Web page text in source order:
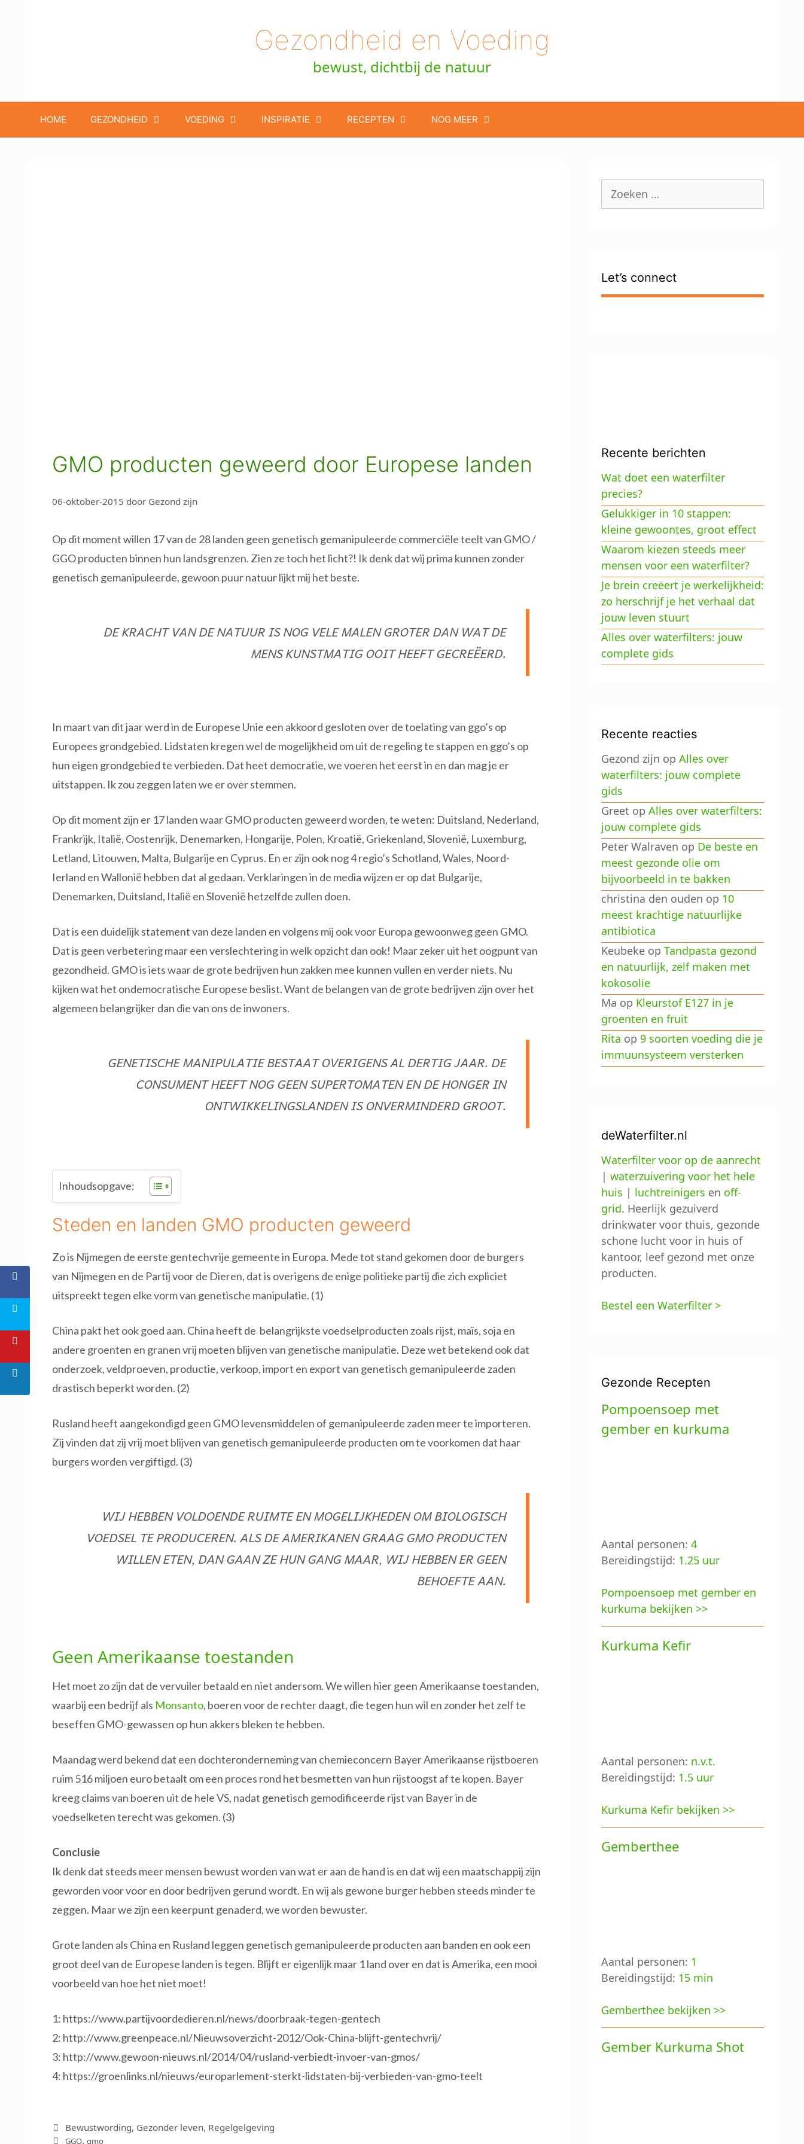
Gezondheid en Voeding
bewust, dichtbij de natuur
HOME GEZONDHEID VOEDING INSPIRATIE RECEPTEN NOG MEER
GMO producten geweerd door Europese landen
06-oktober-2015 door Gezond zijn
Op dit moment willen 17 van de 28 landen geen genetisch gemanipuleerde commerciële teelt van GMO /
GGO producten binnen hun landsgrenzen. Zien ze toch het licht?! Ik denk dat wij prima kunnen zonder
genetisch gemanipuleerde, gewoon puur natuur lijkt mij het beste.
DE KRACHT VAN DE NATUUR IS NOG VELE MALEN GROTER DAN WAT DE
MENS KUNSTMATIG OOIT HEEFT GECREËERD.
In maart van dit jaar werd in de Europese Unie een akkoord gesloten over de toelating van ggo’s op
Europees grondgebied. Lidstaten kregen wel de mogelijkheid om uit de regeling te stappen en ggo’s op
hun eigen grondgebied te verbieden. Dat heet democratie, we voeren het eerst in en dan mag je er
uitstappen. Ik zou zeggen laten we er over stemmen.
Op dit moment zijn er 17 landen waar GMO producten geweerd worden, te weten: Duitsland, Nederland,
Frankrijk, Italië, Oostenrijk, Denemarken, Hongarije, Polen, Kroatië, Griekenland, Slovenië, Luxemburg,
Letland, Litouwen, Malta, Bulgarije en Cyprus. En er zijn ook nog 4 regio’s Schotland, Wales, Noord-
Ierland en Wallonië hebben dat al gedaan. Verklaringen in de media wijzen er op dat Bulgarije,
Denemarken, Duitsland, Italië en Slovenië hetzelfde zullen doen.
Dat is een duidelijk statement van deze landen en volgens mij ook voor Europa gewoonweg geen GMO.
Dat is geen verbetering maar een verslechtering in welk opzicht dan ook! Maar zeker uit het oogpunt van
gezondheid. GMO is iets waar de grote bedrijven hun zakken mee kunnen vullen en verder niets. Nu
kijken wat het ondemocratische Europese beslist. Want de belangen van de grote bedrijven zijn over het
algemeen belangrijker dan die van ons de inwoners.
GENETISCHE MANIPULATIE BESTAAT OVERIGENS AL DERTIG JAAR. DE
CONSUMENT HEEFT NOG GEEN SUPERTOMATEN EN DE HONGER IN
ONTWIKKELINGSLANDEN IS ONVERMINDERD GROOT.
Inhoudsopgave:
Steden en landen GMO producten geweerd
Zo is Nijmegen de eerste gentechvrije gemeente in Europa. Mede tot stand gekomen door de burgers
van Nijmegen en de Partij voor de Dieren, dat is overigens de enige politieke partij die zich expliciet
uitspreekt tegen elke vorm van genetische manipulatie. (1)
China pakt het ook goed aan. China heeft de belangrijkste voedselproducten zoals rijst, maïs, soja en
andere groenten en granen vrij moeten blijven van genetische manipulatie. Deze wet betekend ook dat
onderzoek, veldproeven, productie, verkoop, import en export van genetisch gemanipuleerde zaden
drastisch beperkt worden. (2)
Rusland heeft aangekondigd geen GMO levensmiddelen of gemanipuleerde zaden meer te importeren.
Zij vinden dat zij vrij moet blijven van genetisch gemanipuleerde producten om te voorkomen dat haar
burgers worden vergiftigd. (3)
WIJ HEBBEN VOLDOENDE RUIMTE EN MOGELIJKHEDEN OM BIOLOGISCH
VOEDSEL TE PRODUCEREN. ALS DE AMERIKANEN GRAAG GMO PRODUCTEN
WILLEN ETEN, DAN GAAN ZE HUN GANG MAAR, WIJ HEBBEN ER GEEN
BEHOEFTE AAN.
Geen Amerikaanse toestanden
Het moet zo zijn dat de vervuiler betaald en niet andersom. We willen hier geen Amerikaanse toestanden,
waarbij een bedrijf als Monsanto, boeren voor de rechter daagt, die tegen hun wil en zonder het zelf te
beseffen GMO-gewassen op hun akkers bleken te hebben.
Maandag werd bekend dat een dochteronderneming van chemieconcern Bayer Amerikaanse rijstboeren
ruim 516 miljoen euro betaalt om een proces rond het besmetten van hun rijstoogst af te kopen. Bayer
kreeg claims van boeren uit de hele VS, nadat genetisch gemodificeerde rijst van Bayer in de
voedselketen terecht was gekomen. (3)
Conclusie
Ik denk dat steeds meer mensen bewust worden van wat er aan de hand is en dat wij een maatschappij zijn
geworden voor voor en door bedrijven gerund wordt. En wij als gewone burger hebben steeds minder te
zeggen. Maar we zijn een keerpunt genaderd, we worden bewuster.
Grote landen als China en Rusland leggen genetisch gemanipuleerde producten aan banden en ook een
groot deel van de Europese landen is tegen. Blijft er eigenlijk maar 1 land over en dat is Amerika, een mooi
voorbeeld van hoe het niet moet!
1: https://www.partijvoordedieren.nl/news/doorbraak-tegen-gentech
2: http://www.greenpeace.nl/Nieuwsoverzicht-2012/Ook-China-blijft-gentechvrij/
3: http://www.gewoon-nieuws.nl/2014/04/rusland-verbiedt-invoer-van-gmos/
4: https://groenlinks.nl/nieuws/europarlement-sterkt-lidstaten-bij-verbieden-van-gmo-teelt
Categorieën
Bewustwording, Gezonder leven, Regelgelgeving
Tags
GGO,gmo
Zoek
naar:
Let’s connect
Recente berichten
Wat doet een waterfilter
precies?
Gelukkiger in 10 stappen:
kleine gewoontes, groot effect
Waarom kiezen steeds meer
mensen voor een waterfilter?
Je brein creëert je werkelijkheid:
zo herschrijf je het verhaal dat
jouw leven stuurt
Alles over waterfilters: jouw
complete gids
Recente reacties
Gezond zijn op Alles over
waterfilters: jouw complete
gids
Greet op Alles over waterfilters:
jouw complete gids
Peter Walraven op De beste en
meest gezonde olie om
bijvoorbeeld in te bakken
christina den ouden op 10
meest krachtige natuurlijke
antibiotica
Keubekeop Tandpasta gezond
en natuurlijk, zelf maken met
kokosolie
Ma op Kleurstof E127 in je
groenten en fruit
Rita op 9 soorten voeding die je
immuunsysteem versterken
deWaterfilter.nl
Waterfilter voor op de aanrecht
| waterzuivering voor het hele
huis | luchtreinigers en off-
grid. Heerlijk gezuiverd
drinkwater voor thuis, gezonde
schone lucht voor in huis of
kantoor, leef gezond met onze
producten.
Bestel een Waterfilter >
Gezonde Recepten
Pompoensoep met
gember en kurkuma
Aantal personen: 4
Bereidingstijd: 1.25 uur
Pompoensoep met gember en
kurkuma bekijken >>
Kurkuma Kefir
Aantal personen: n.v.t.
Bereidingstijd: 1.5 uur
Kurkuma Kefir bekijken >>
Gemberthee
Aantal personen: 1
Bereidingstijd: 15 min
Gemberthee bekijken >>
Gember Kurkuma Shot